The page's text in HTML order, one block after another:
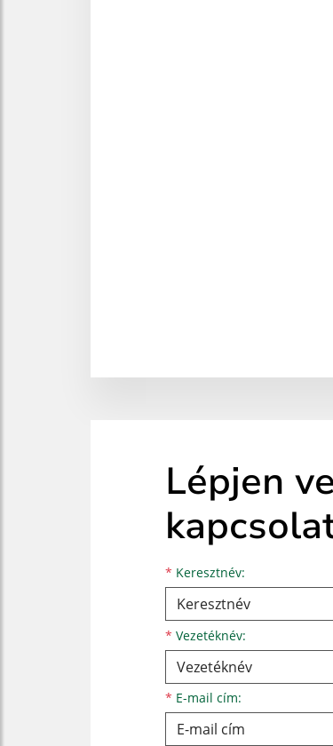
Lépjen
* Keresztnév:
Keresztnév
* Vezetéknév:
Vezetéknév
* E-mail cím:
E-mail cím